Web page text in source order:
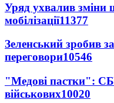
Уряд ухвалив зміни
мобілізації11377
Зеленський зробив
переговори10546
"Медові пастки":
військових10020